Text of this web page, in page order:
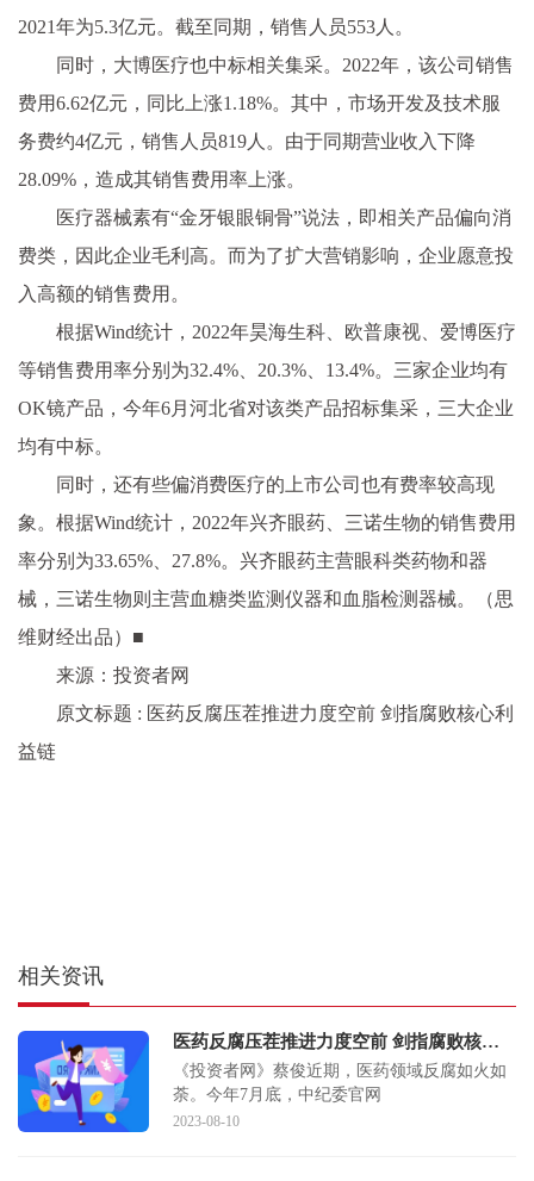
2021年为5.3亿元。截至同期，销售人员553人。
同时，大博医疗也中标相关集采。2022年，该公司销售
费用6.62亿元，同比上涨1.18%。其中，市场开发及技术服
务费约4亿元，销售人员819人。由于同期营业收入下降
28.09%，造成其销售费用率上涨。
医疗器械素有“金牙银眼铜骨”说法，即相关产品偏向消
费类，因此企业毛利高。而为了扩大营销影响，企业愿意投
入高额的销售费用。
根据Wind统计，2022年昊海生科、欧普康视、爱博医疗
等销售费用率分别为32.4%、20.3%、13.4%。三家企业均有
OK镜产品，今年6月河北省对该类产品招标集采，三大企业
均有中标。
同时，还有些偏消费医疗的上市公司也有费率较高现
象。根据Wind统计，2022年兴齐眼药、三诺生物的销售费用
率分别为33.65%、27.8%。兴齐眼药主营眼科类药物和器
械，三诺生物则主营血糖类监测仪器和血脂检测器械。（思
维财经出品）■
来源：投资者网
原文标题 : 医药反腐压茬推进力度空前 剑指腐败核心利
益链
相关资讯
医药反腐压茬推进力度空前 剑指腐败核心利益链
《投资者网》蔡俊近期，医药领域反腐如火如
荼。今年7月底，中纪委官网
2023-08-10